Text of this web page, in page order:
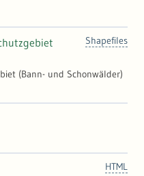
Shapefiles
(Bann- und Schonwälder)
HTML